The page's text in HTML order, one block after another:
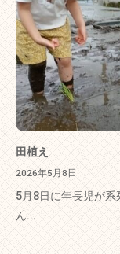
田植え
2026年5月8日
5月8日に年長児が系
ん...